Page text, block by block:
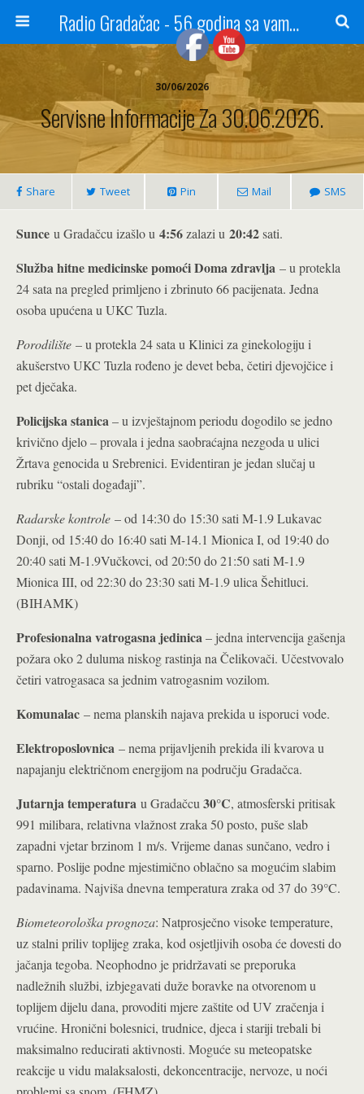
Radio Gradačac - 56 godina sa vama...
30/06/2026
Servisne Informacije Za 30.06.2026.
Share Tweet Pin Mail SMS
Sunce u Gradačcu izašlo u 4:56zalazi u 20:42sati.
Služba hitne medicinske pomoći Doma zdravlja – u protekla
24 sata na pregled primljeno i zbrinuto 66 pacijenata. Jedna
osoba upućena u UKC Tuzla.
Porodilište – u protekla 24 sata u Klinici za ginekologiju i
akušerstvo UKC Tuzla rođeno je devet beba, četiri djevojčice i
pet dječaka.
Policijska stanica– u izvještajnom periodu dogodilo se jedno
krivično djelo – provala i jedna saobraćajna nezgoda u ulici
Žrtava genocida u Srebrenici. Evidentiran je jedan slučaj u
rubriku “ostali događaji”.
Radarske kontrole – od 14:30 do 15:30 sati M-1.9 Lukavac
Donji, od 15:40 do 16:40 sati M-14.1 Mionica I, od 19:40 do
20:40 sati M-1.9Vučkovci, od 20:50 do 21:50 sati M-1.9
Mionica III, od 22:30 do 23:30 sati M-1.9 ulica Šehitluci.
(BIHAMK)
Profesionalna vatrogasna jedinica– jedna intervencija gašenja
požara oko 2 duluma niskog rastinja na Čelikovači. Učestvovalo
četiri vatrogasaca sa jednim vatrogasnim vozilom.
Komunalac – nema planskih najava prekida u isporuci vode.
Elektroposlovnica – nema prijavljenih prekida ili kvarova u
napajanju električnom energijom na području Gradačca.
Jutarnja temperatura u Gradačcu 30°C, atmosferski pritisak
991 milibara, relativna vlažnost zraka 50 posto, puše slab
zapadni vjetar brzinom 1 m/s. Vrijeme danas sunčano, vedro i
sparno. Poslije podne mjestimično oblačno sa mogućim slabim
padavinama. Najviša dnevna temperatura zraka od 37 do 39°C.
Biometeorološka prognoza: Natprosječno visoke temperature,
uz stalni priliv toplijeg zraka, kod osjetljivih osoba će dovesti do
jačanja tegoba. Neophodno je pridržavati se preporuka
nadležnih službi, izbjegavati duže boravke na otvorenom u
toplijem dijelu dana, provoditi mjere zaštite od UV zračenja i
vrućine. Hronični bolesnici, trudnice, djeca i stariji trebali bi
maksimalno reducirati aktivnosti. Moguće su meteopatske
reakcije u vidu malaksalosti, dekoncentracije, nervoze, u noći